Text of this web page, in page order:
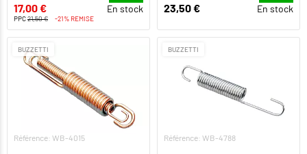
17,00 € En stock
PPC21,50 € -21% REMISE
23,50 € En stock
BUZZETTI
Référence: WB-4015
BUZZETTI
Référence: WB-4788